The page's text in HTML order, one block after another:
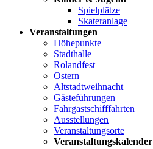
Spielplätze
Skateranlage
Veranstaltungen
Höhepunkte
Stadthalle
Rolandfest
Ostern
Altstadtweihnacht
Gästeführungen
Fahrgastschifffahrten
Ausstellungen
Veranstaltungsorte
Veranstaltungskalender